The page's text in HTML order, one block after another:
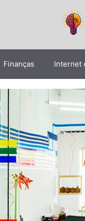
Finanças Internet